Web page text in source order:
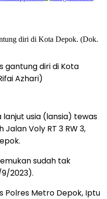
gantung diri di Kota
Azhari)
lanjut usia (lansia) tewas
Voly RT 3 RW 3,
sudah tak
2023).
Polres Metro Depok, Iptu